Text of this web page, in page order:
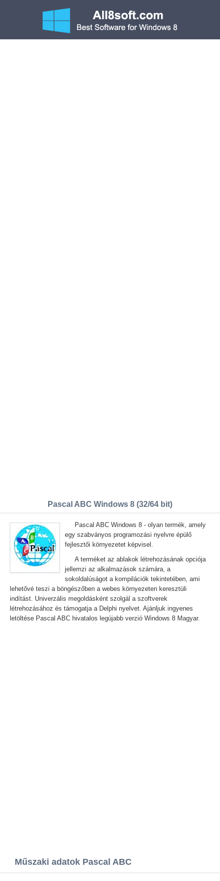
Pascal ABC Windows 8 (32/64 bit)
Pascal ABC Windows 8 - olyan termék, amely
egy szabványos programozási nyelvre épülő
fejlesztői környezetet képvisel.
A terméket az ablakok létrehozásának opciója
jellemzi az alkalmazások számára, a
sokoldalúságot a kompilációk tekintetében, ami
lehetővé teszi a böngészőben a webes környezeten keresztüli
indítást. Univerzális megoldásként szolgál a szoftverek
létrehozásához és támogatja a Delphi nyelvet. Ajánljuk ingyenes
letöltése Pascal ABC hivatalos legújabb verzió Windows 8 Magyar.
Műszaki adatok Pascal ABC